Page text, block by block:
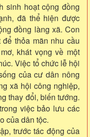
sinh hoạt cộng đồng
đã thể hiện được
đồng làng xã. Con
thỏa mãn nhu cầu
khát vọng về một
Việc tổ chức lễ hội
của cư dân nông
xã hội công nghiệp,
thay đổi, biến tướng.
việc bảo lưu các
của dân tộc.
trước tác động của